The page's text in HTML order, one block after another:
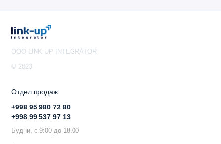
вызовов и учётных записей
автоопределением и поддержкой PoE+ и NAT
безопасные удалённые подключения
Повышенная надежность благодаря поддержке
высокой готовности с горячим резервированием
Поддержка голосового кодека Full-Band Opus,
OOO LINK-UP INTEGRATOR
© 2023
Отдел продаж
+998 95 980 72 80
+998 99 537 97 13
Будни, с 9:00 до 18.00